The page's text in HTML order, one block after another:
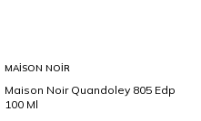
MAISON NOIR
Maison Noir Quandoley 805 Edp
100 Ml